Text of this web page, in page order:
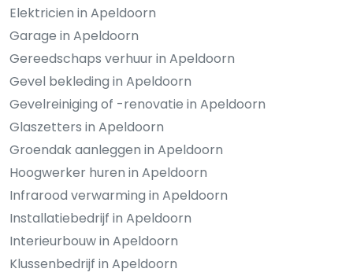
Elektricien in Apeldoorn
Garage in Apeldoorn
Gereedschaps verhuur in Apeldoorn
Gevel bekleding in Apeldoorn
Gevelreiniging of -renovatie in Apeldoorn
Glaszetters in Apeldoorn
Groendak aanleggen in Apeldoorn
Hoogwerker huren in Apeldoorn
Infrarood verwarming in Apeldoorn
Installatiebedrijf in Apeldoorn
Interieurbouw in Apeldoorn
Klussenbedrijf in Apeldoorn